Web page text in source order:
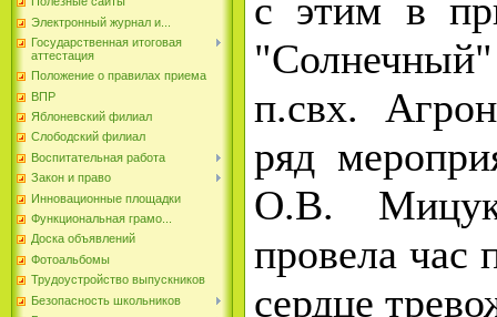
Электронный журнал и...
Государственная итоговая
аттестация
Положение о правилах приема
ВПР
Яблоневский филиал
Слободский филиал
Воспитательная работа
Закон и право
Инновационные площадки
Функциональная грамо...
Доска объявлений
Фотоальбомы
Трудоустройство выпускников
Безопасность школьников
с этим в
п.свх.
ряд
О.В.
провела час
сердце